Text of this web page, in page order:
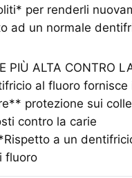
per renderli
ad un normale
PIÙ ALTA CONTRO
al fluoro fornisce
protezione sui
contro la carie
a un
fluoro